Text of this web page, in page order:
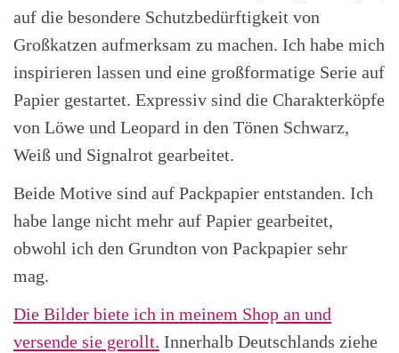
auf die besondere Schutzbedürftigkeit von
Großkatzen aufmerksam zu machen. Ich habe mich
inspirieren lassen und eine großformatige Serie auf
Papier gestartet. Expressiv sind die Charakterköpfe
von Löwe und Leopard in den Tönen Schwarz,
Weiß und Signalrot gearbeitet.
Beide Motive sind auf Packpapier entstanden. Ich
habe lange nicht mehr auf Papier gearbeitet,
obwohl ich den Grundton von Packpapier sehr
mag.
Die Bilder biete ich in meinem Shop an und
versende sie gerollt. Innerhalb Deutschlands ziehe